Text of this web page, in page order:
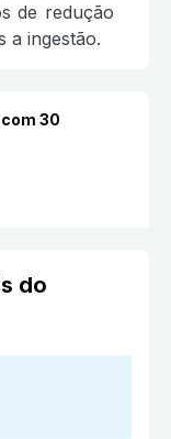
de redução
a ingestão.
30
do